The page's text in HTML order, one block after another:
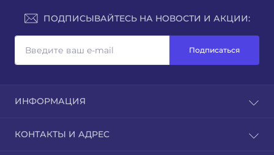
ПОДПИСЫВАЙТЕСЬ НА НОВОСТИ И АКЦИИ:
Подписаться
ИНФОРМАЦИЯ
Доставка
КОНТАКТЫ И АДРЕС